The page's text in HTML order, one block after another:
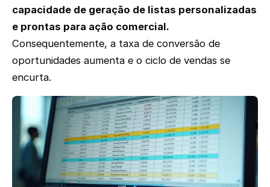
capacidade de geração de listas personalizadas
e prontas para ação comercial.
Consequentemente, a taxa de conversão de
oportunidades aumenta e o ciclo de vendas se
encurta.